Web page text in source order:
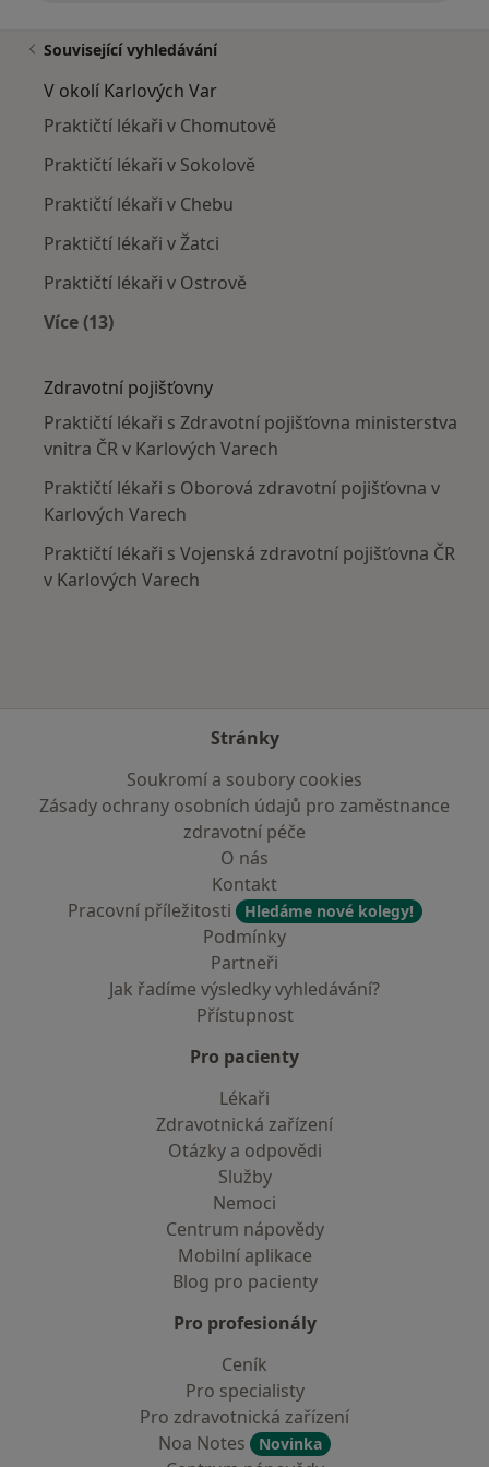
Související vyhledávání
V okolí Karlových Var
Praktičtí lékaři v Chomutově
Praktičtí lékaři v Sokolově
Praktičtí lékaři v Chebu
Praktičtí lékaři v Žatci
Praktičtí lékaři v Ostrově
Více (13)
Zdravotní pojišťovny
Praktičtí lékaři s Zdravotní pojišťovna ministerstva
vnitra ČR v Karlových Varech
Praktičtí lékaři s Oborová zdravotní pojišťovna v
Karlových Varech
Praktičtí lékaři s Vojenská zdravotní pojišťovna ČR
v Karlových Varech
Stránky
Soukromí a soubory cookies
Zásady ochrany osobních údajů pro zaměstnance
zdravotní péče
O nás
Kontakt
Pracovní příležitosti
Hledáme nové kolegy!
Podmínky
Partneři
Jak řadíme výsledky vyhledávání?
Přístupnost
Pro pacienty
Lékaři
Zdravotnická zařízení
Otázky a odpovědi
Služby
Nemoci
Centrum nápovědy
Mobilní aplikace
Blog pro pacienty
Pro profesionály
Ceník
Pro specialisty
Pro zdravotnická zařízení
Noa Notes
Novinka